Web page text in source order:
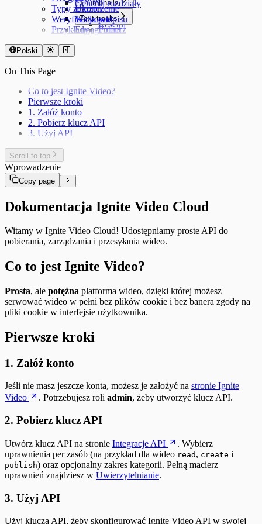
Thumbnails
Utwórz
Resetuj
Text tracks
Pobierz
Ukończenie
Widzowie
Engagement
Generuj rozdziały
Typy zdarzeń
Weryfikacja podpisu
Przykłady
Polski
On This Page
Co to jest Ignite Video?
Pierwsze kroki
1. Załóż konto
2. Pobierz klucz API
3. Użyj API
Scroll to top
Wprowadzenie
Copy page
Dokumentacja Ignite Video Cloud
Witamy w Ignite Video Cloud! Udostępniamy proste API do
pobierania, zarządzania i przesyłania wideo.
Co to jest Ignite Video?
Prosta, ale potężna platforma wideo, dzięki której możesz
serwować wideo w pełni bez plików cookie i bez banera zgody na
pliki cookie w interfejsie użytkownika.
Pierwsze kroki
1. Załóż konto
Jeśli nie masz jeszcze konta, możesz je założyć na stronie Ignite
Video
. Potrzebujesz roli admin, żeby utworzyć klucz API.
2. Pobierz klucz API
Utwórz klucz API na stronie Integracje API
. Wybierz
uprawnienia per zasób (na przykład dla wideo read , create i
publish) oraz opcjonalny zakres kategorii. Pełną macierz
uprawnień znajdziesz w Uwierzytelnianie.
3. Użyj API
Użyj klucza API, żeby skonfigurować Ignite Video API w swojej